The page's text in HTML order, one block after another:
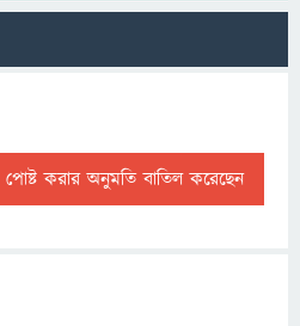
করার অনুমতি বাতিল করেছেন